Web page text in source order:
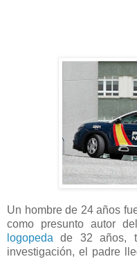
Un hombre de 24 años
como presunto autor
logopeda de 32 años,
investigación, el padre